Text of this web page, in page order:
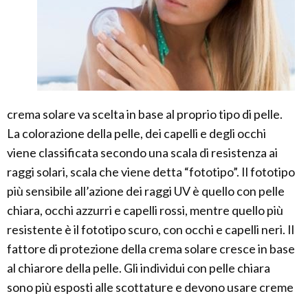
crema solare va scelta in base al proprio tipo di pelle.
La colorazione della pelle, dei capelli e degli occhi
viene classificata secondo una scala di resistenza ai
raggi solari, scala che viene detta “fototipo”. Il fototipo
più sensibile all’azione dei raggi UV è quello con pelle
chiara, occhi azzurri e capelli rossi, mentre quello più
resistente è il fototipo scuro, con occhi e capelli neri. Il
fattore di protezione della crema solare cresce in base
al chiarore della pelle. Gli individui con pelle chiara
sono più esposti alle scottature e devono usare creme